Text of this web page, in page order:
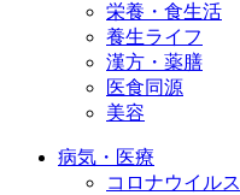
栄養・食生活
養生ライフ
漢方・薬膳
医食同源
美容
病気・医療
コロナウイルス